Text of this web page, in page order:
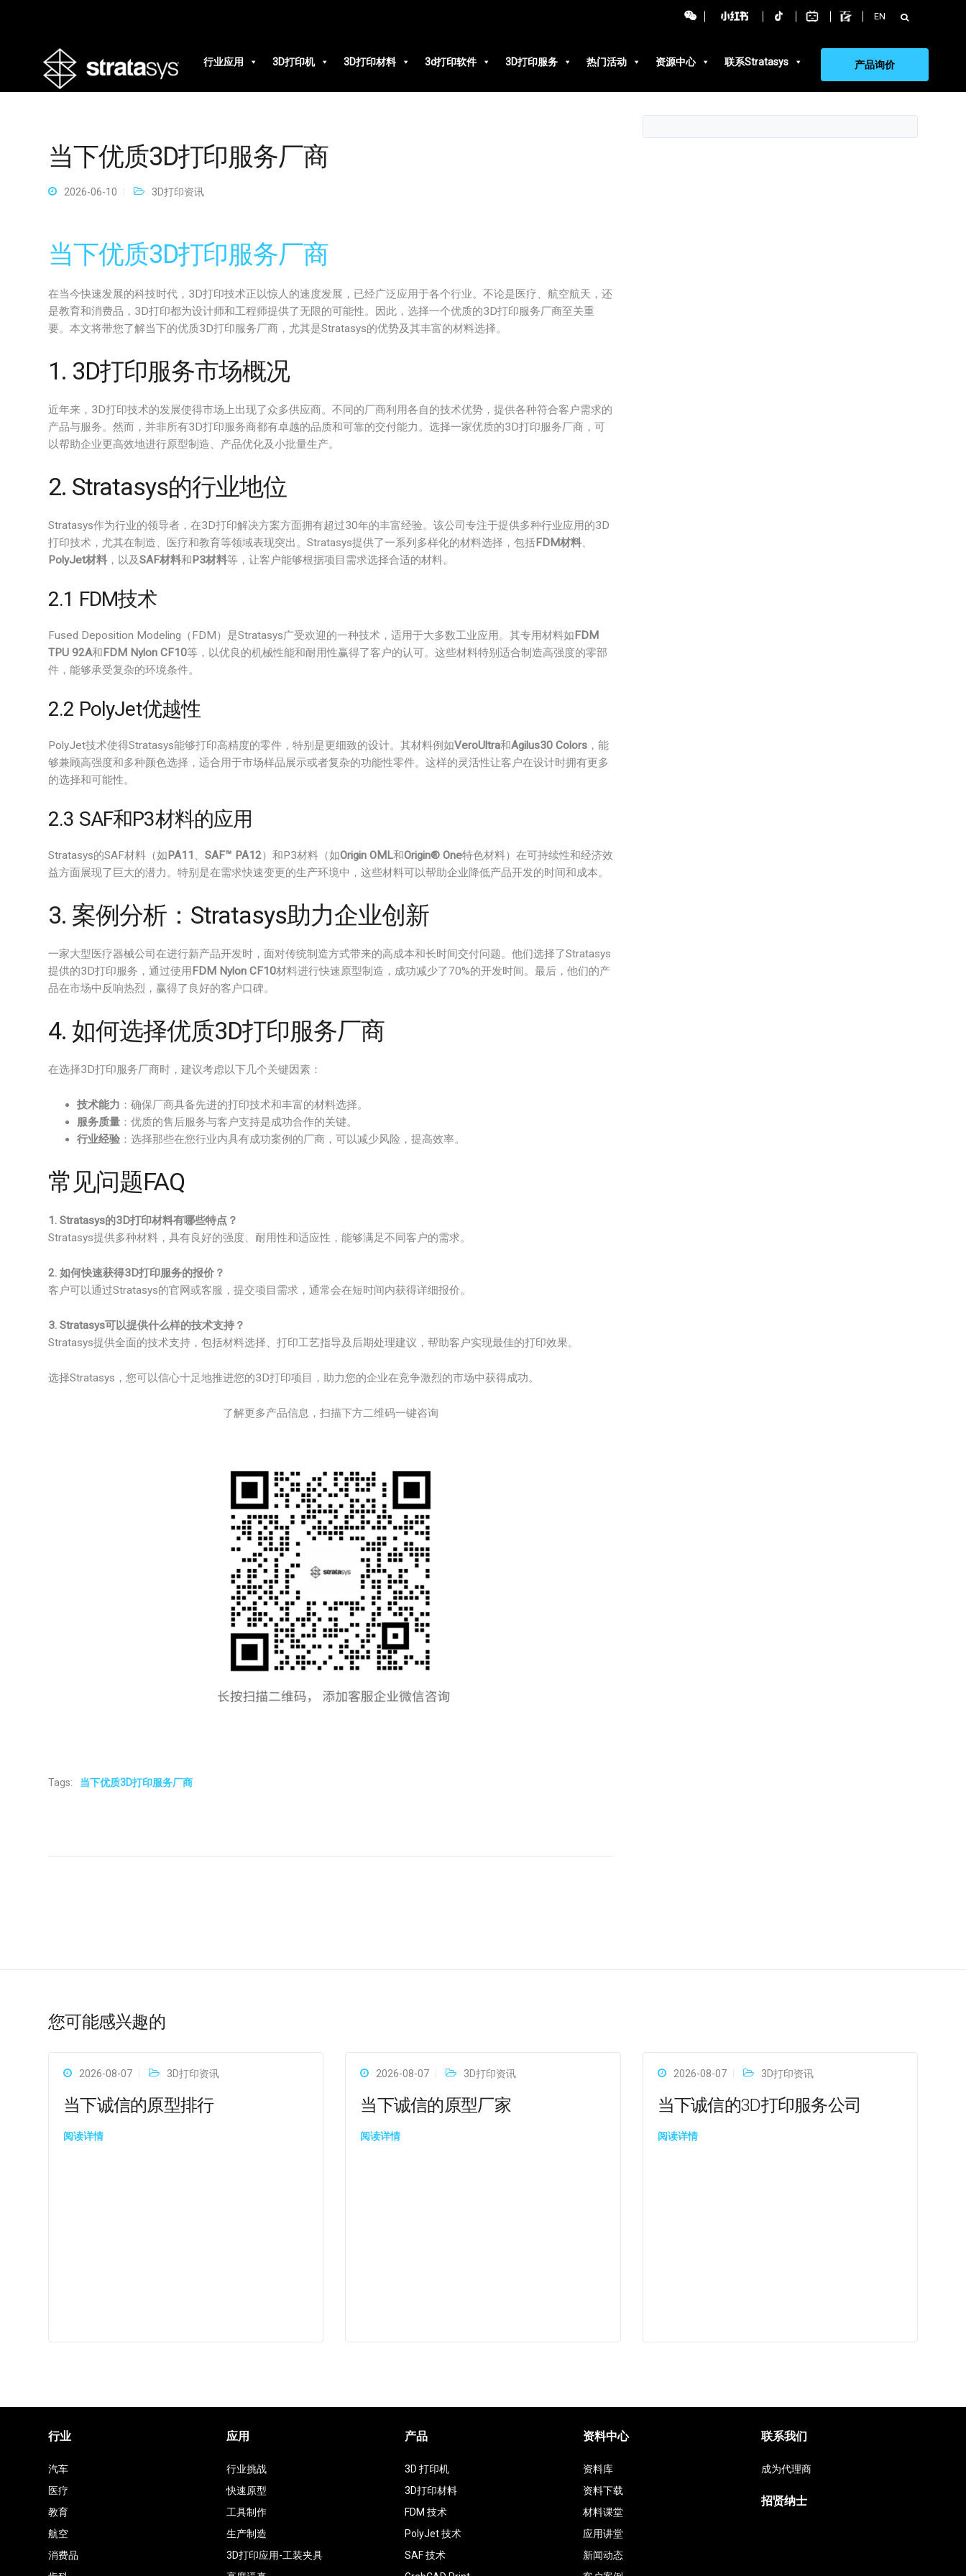
EN 搜
索：
行业应用
3D打印机 3D打印材料 3d打印软件 3D打印服务 热门活动 资源中心 联系Stratasys 产品询价
当下优质3D打印服务厂商
2026-06-10 3D打印资讯
当下优质3D打印服务厂商
在当今快速发展的科技时代，3D打印技术正以惊人的速度发展，已经广泛应用于各个行业。不论是医疗、航空航天，还
是教育和消费品，3D打印都为设计师和工程师提供了无限的可能性。因此，选择一个优质的3D打印服务厂商至关重
要。本文将带您了解当下的优质3D打印服务厂商，尤其是Stratasys的优势及其丰富的材料选择。
1. 3D打印服务市场概况
近年来，3D打印技术的发展使得市场上出现了众多供应商。不同的厂商利用各自的技术优势，提供各种符合客户需求的
产品与服务。然而，并非所有3D打印服务商都有卓越的品质和可靠的交付能力。选择一家优质的3D打印服务厂商，可
以帮助企业更高效地进行原型制造、产品优化及小批量生产。
2. Stratasys的行业地位
Stratasys作为行业的领导者，在3D打印解决方案方面拥有超过30年的丰富经验。该公司专注于提供多种行业应用的3D
打印技术，尤其在制造、医疗和教育等领域表现突出。Stratasys提供了一系列多样化的材料选择，包括FDM材料、
PolyJet材料 ，以及SAF材料和P3材料等，让客户能够根据项目需求选择合适的材料。
2.1 FDM技术
Fused Deposition Modeling（FDM）是Stratasys广受欢迎的一种技术，适用于大多数工业应用。其专用材料如FDM
TPU 92A和FDM Nylon CF10等，以优良的机械性能和耐用性赢得了客户的认可。这些材料特别适合制造高强度的零部
件，能够承受复杂的环境条件。
2.2 PolyJet优越性
PolyJet技术使得Stratasys能够打印高精度的零件，特别是更细致的设计。其材料例如VeroUltra和Agilus30 Colors ，能
够兼顾高强度和多种颜色选择，适合用于市场样品展示或者复杂的功能性零件。这样的灵活性让客户在设计时拥有更多
的选择和可能性。
2.3 SAF和P3材料的应用
Stratasys的SAF材料（如PA11 、 SAF™ PA12）和P3材料（如Origin OML和Origin® One特色材料）在可持续性和经济效
益方面展现了巨大的潜力。特别是在需求快速变更的生产环境中，这些材料可以帮助企业降低产品开发的时间和成本。
3. 案例分析：Stratasys助力企业创新
一家大型医疗器械公司在进行新产品开发时，面对传统制造方式带来的高成本和长时间交付问题。他们选择了Stratasys
提供的3D打印服务，通过使用 FDM Nylon CF10材料进行快速原型制造，成功减少了70%的开发时间。最后，他们的产
品在市场中反响热烈，赢得了良好的客户口碑。
4. 如何选择优质3D打印服务厂商
在选择3D打印服务厂商时，建议考虑以下几个关键因素：
技术能力 ：确保厂商具备先进的打印技术和丰富的材料选择。
服务质量 ：优质的售后服务与客户支持是成功合作的关键。
行业经验 ：选择那些在您行业内具有成功案例的厂商，可以减少风险，提高效率。
常见问题FAQ
1. Stratasys的3D打印材料有哪些特点？
Stratasys提供多种材料，具有良好的强度、耐用性和适应性，能够满足不同客户的需求。
2. 如何快速获得3D打印服务的报价？
客户可以通过Stratasys的官网或客服，提交项目需求，通常会在短时间内获得详细报价。
3. Stratasys可以提供什么样的技术支持？
Stratasys提供全面的技术支持，包括材料选择、打印工艺指导及后期处理建议，帮助客户实现最佳的打印效果。
选择Stratasys，您可以信心十足地推进您的3D打印项目，助力您的企业在竞争激烈的市场中获得成功。
了解更多产品信息，扫描下方二维码一键咨询
Tags: 当下优质3D打印服务厂商
您可能感兴趣的
2026-08-07 3D打印资讯
当下诚信的原型排行
阅读详情
2026-08-07 3D打印资讯
当下诚信的原型厂家
阅读详情
2026-08-07 3D打印资讯
当下诚信的3D打印服务公司
阅读详情
行业
汽车
医疗
教育
航空
消费品
应用
行业挑战
快速原型
工具制作
生产制造
3D打印应用-工装夹具
产品
3D 打印机
3D打印材料
FDM 技术
PolyJet 技术
SAF 技术
资料中心
资料库
资料下载
材料课堂
应用讲堂
新闻动态
联系我们
成为代理商
招贤纳士